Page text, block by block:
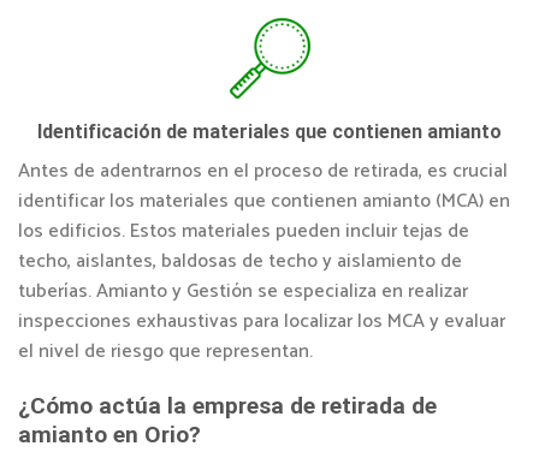
Identificación de materiales que contienen amianto
Antes de adentrarnos en el proceso de retirada, es crucial
identificar los materiales que contienen amianto (MCA) en
los edificios. Estos materiales pueden incluir tejas de
techo, aislantes, baldosas de techo y aislamiento de
tuberías. Amianto y Gestión se especializa en realizar
inspecciones exhaustivas para localizar los MCA y evaluar
el nivel de riesgo que representan.
¿Cómo actúa la empresa de retirada de
amianto en Orio?